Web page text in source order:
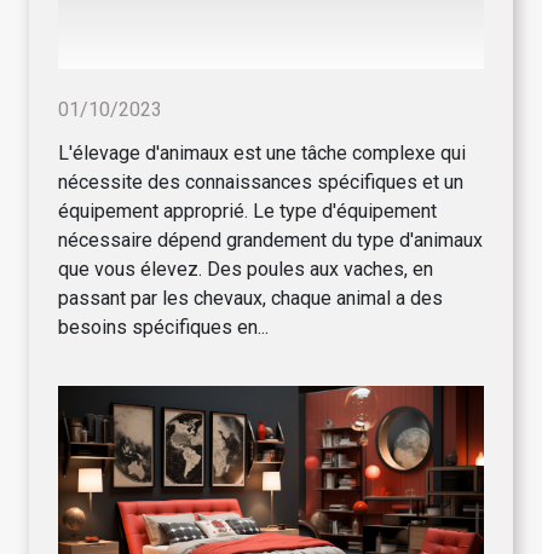
01/10/2023
L'élevage d'animaux est une tâche complexe qui
nécessite des connaissances spécifiques et un
équipement approprié. Le type d'équipement
nécessaire dépend grandement du type d'animaux
que vous élevez. Des poules aux vaches, en
passant par les chevaux, chaque animal a des
besoins spécifiques en...